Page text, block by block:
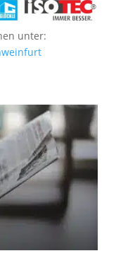
unter: